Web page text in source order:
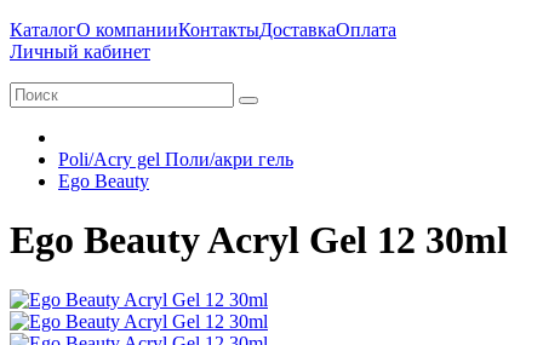
КаталогО компанииКонтактыДоставкаОплата
Личный кабинет
Poli/Acry gel Поли/акри гель
Ego Beauty
Ego Beauty Acryl Gel 12 30ml